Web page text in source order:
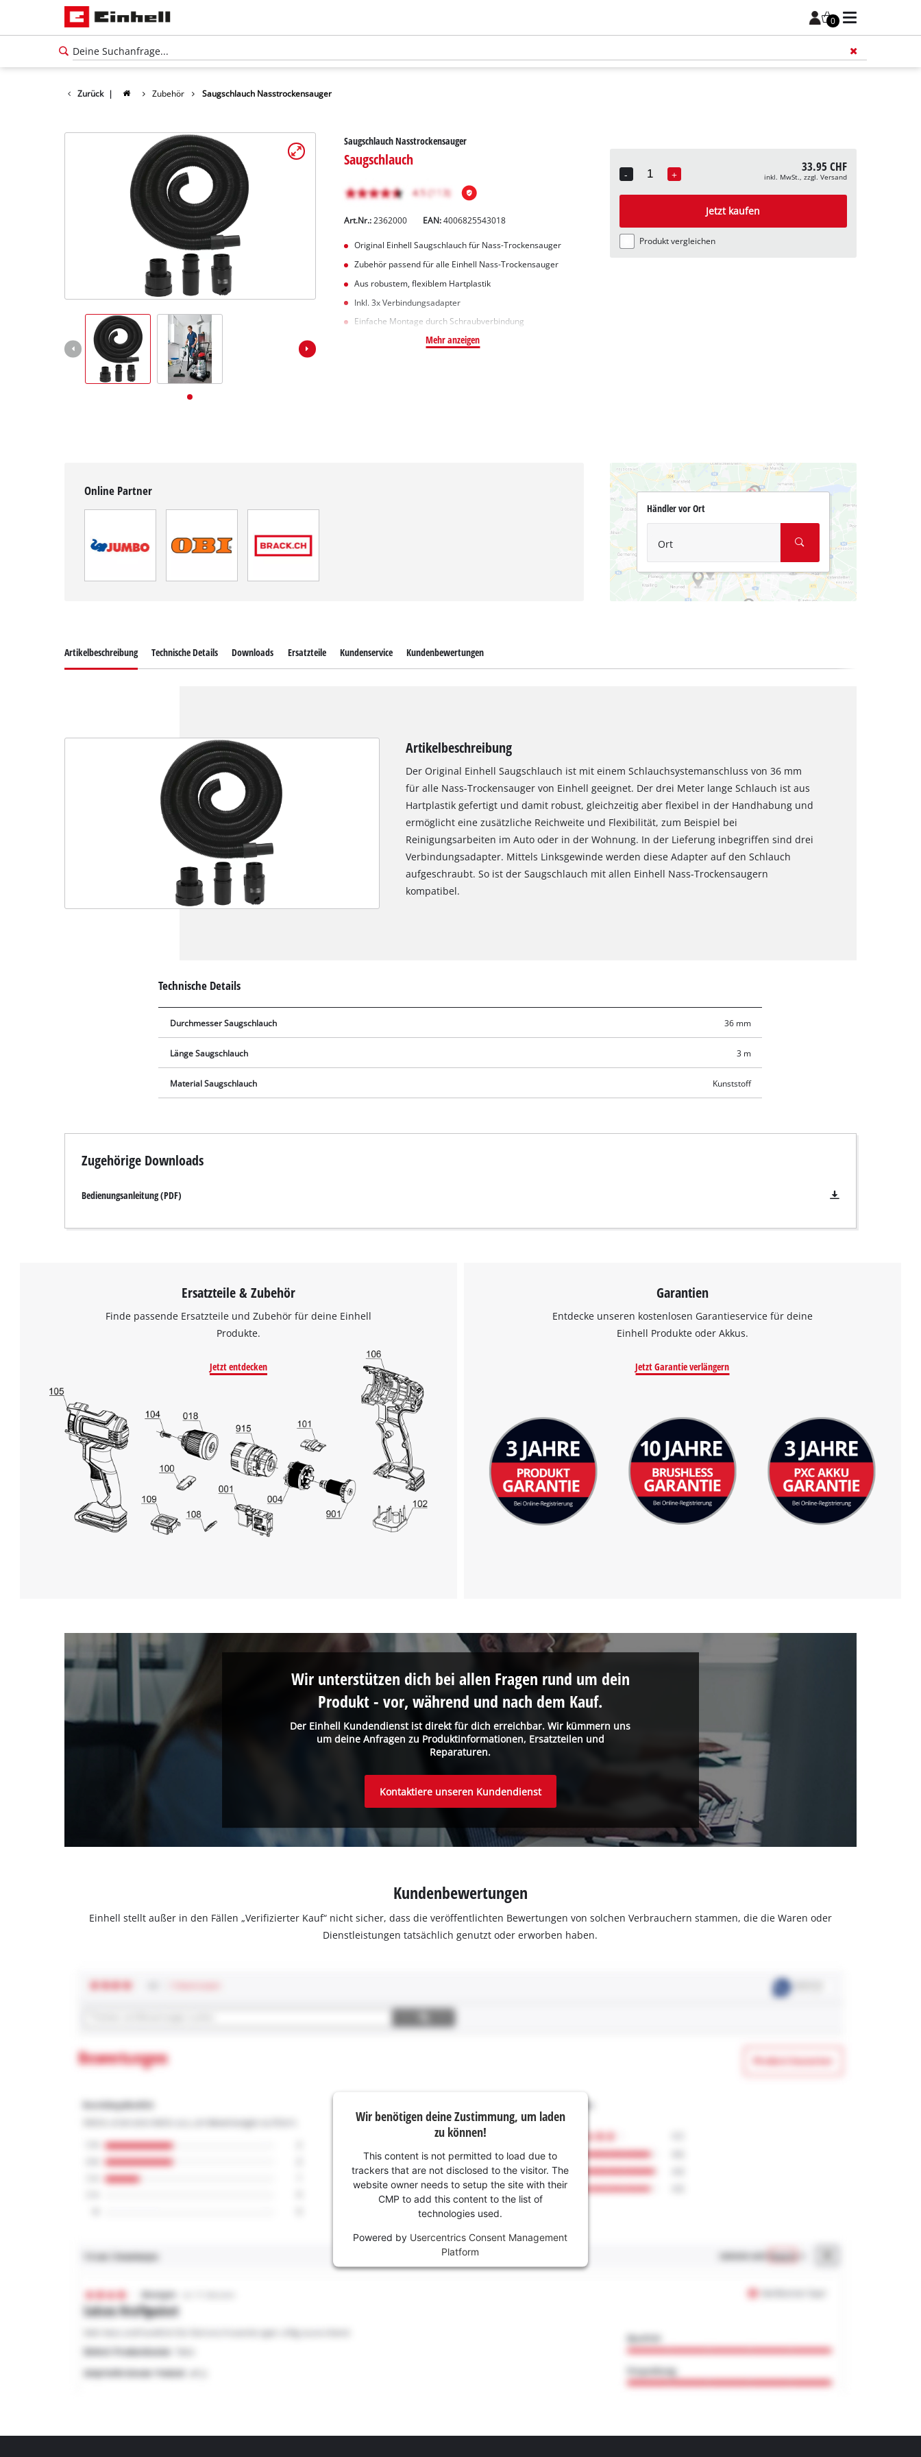
0
Zurück | Zubehör Saugschlauch Nasstrockensauger
Saugschlauch Nasstrockensauger
Saugschlauch
Art.Nr.:2362000 EAN:4006825543018
Original Einhell Saugschlauch für Nass-Trockensauger
Zubehör passend für alle Einhell Nass-Trockensauger
Aus robustem, flexiblem Hartplastik
Inkl. 3x Verbindungsadapter
Einfache Montage durch Schraubverbindung
Mehr anzeigen
-
Quantity
+ 33.95 CHF
inkl. MwSt., zzgl. Versand
Jetzt kaufen
Produkt vergleichen
Online Partner
Händler vor Ort
Ort
Wir benötigen deine Zustimmung, um
Google Maps laden zu können!
This content is not permitted to load due
to trackers that are not disclosed to the
visitor. The website owner needs to setup
the site with their CMP to add this content
to the list of technologies used.
Artikelbeschreibung Technische Details Downloads Ersatzteile Kundenservice Kundenbewertungen
Artikelbeschreibung
Der Original Einhell Saugschlauch ist mit einem Schlauchsystemanschluss von 36 mm
für alle Nass-Trockensauger von Einhell geeignet. Der drei Meter lange Schlauch ist aus
Hartplastik gefertigt und damit robust, gleichzeitig aber flexibel in der Handhabung und
ermöglicht eine zusätzliche Reichweite und Flexibilität, zum Beispiel bei
Reinigungsarbeiten im Auto oder in der Wohnung. In der Lieferung inbegriffen sind drei
Verbindungsadapter. Mittels Linksgewinde werden diese Adapter auf den Schlauch
aufgeschraubt. So ist der Saugschlauch mit allen Einhell Nass-Trockensaugern
kompatibel.
Technische Details
Durchmesser Saugschlauch 36 mm
Länge Saugschlauch 3 m
Material Saugschlauch Kunststoff
Zugehörige Downloads
Bedienungsanleitung (PDF)
Ersatzteile & Zubehör
Finde passende Ersatzteile und Zubehör für deine Einhell
Produkte.
Jetzt entdecken
Garantien
Entdecke unseren kostenlosen Garantieservice für deine
Einhell Produkte oder Akkus.
Jetzt Garantie verlängern
Der Einhell Kundendienst ist direkt für dich erreichbar. Wir kümmern uns
um deine Anfragen zu Produktinformationen, Ersatzteilen und
Reparaturen.
Wir unterstützen dich bei allen Fragen rund um dein
Produkt - vor, während und nach dem Kauf.
Kontaktiere unseren Kundendienst
Kundenbewertungen
Einhell stellt außer in den Fällen „Verifizierter Kauf“ nicht sicher, dass die veröffentlichten Bewertungen von solchen Verbrauchern stammen, die die Waren oder
Dienstleistungen tatsächlich genutzt oder erworben haben.
Wir benötigen deine Zustimmung, um laden
zu können!
This content is not permitted to load due to
trackers that are not disclosed to the visitor. The
website owner needs to setup the site with their
CMP to add this content to the list of
technologies used.
Powered by Usercentrics Consent Management
Platform